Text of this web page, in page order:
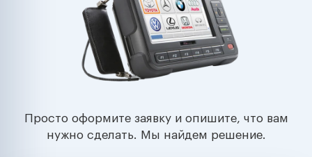
Просто оформите заявку и опишите, что вам
нужно сделать. Мы найдем решение.